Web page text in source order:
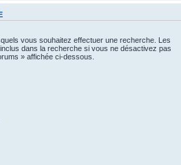
vous souhaitez effectuer une recherche. Les
dans la recherche si vous ne désactivez pas
» affichée ci-dessous.